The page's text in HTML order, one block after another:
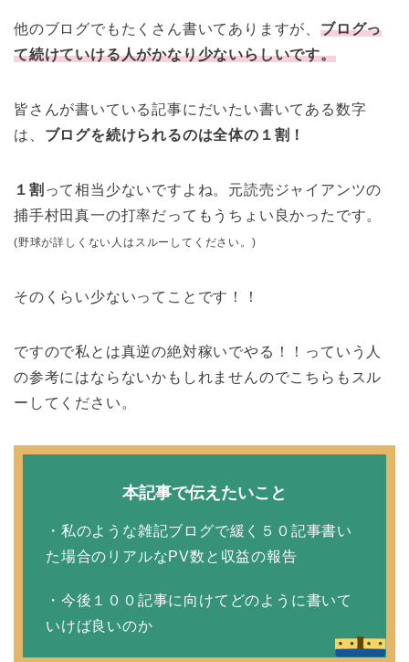
他のブログでもたくさん書いてありますが、 ブログっ
て続けていける人がかなり少ないらしいです。
皆さんが書いている記事にだいたい書いてある数字
は、 ブログを続けられるのは全体の１割！
１割 って相当少ないですよね。元読売ジャイアンツの
捕手村田真一の打率だってもうちょい良かったです。
(野球が詳しくない人はスルーしてください。)
そのくらい少ないってことです！！
ですので私とは真逆の絶対稼いでやる！！っていう人
の参考にはならないかもしれませんのでこちらもスル
ーしてください。
本記事で伝えたいこと
・私のような雑記ブログで緩く５０記事書い
た場合のリアルなPV数と収益の報告
・今後１００記事に向けてどのように書いて
いけば良いのか